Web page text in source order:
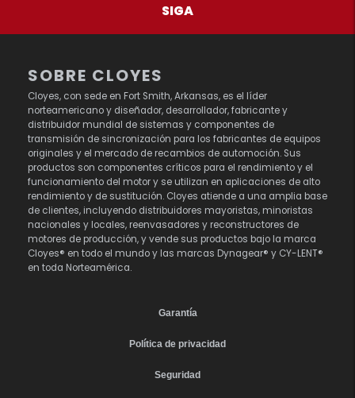
SIGA
SOBRE CLOYES
Cloyes, con sede en Fort Smith, Arkansas, es el líder
norteamericano y diseñador, desarrollador, fabricante y
distribuidor mundial de sistemas y componentes de
transmisión de sincronización para los fabricantes de equipos
originales y el mercado de recambios de automoción. Sus
productos son componentes críticos para el rendimiento y el
funcionamiento del motor y se utilizan en aplicaciones de alto
rendimiento y de sustitución. Cloyes atiende a una amplia base
de clientes, incluyendo distribuidores mayoristas, minoristas
nacionales y locales, reenvasadores y reconstructores de
motores de producción, y vende sus productos bajo la marca
Cloyes® en todo el mundo y las marcas Dynagear® y CY-LENT®
en toda Norteamérica.
Garantía
Política de privacidad
Seguridad